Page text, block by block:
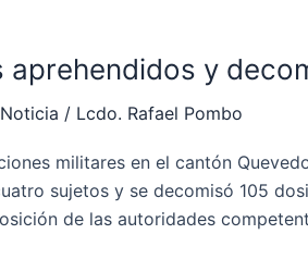
aprehendidos y
Noticia / Lcdo. Rafael Pombo
militares en el cantón
sujetos y se decomisó 105
de las autoridades